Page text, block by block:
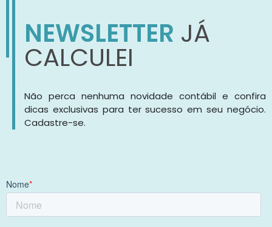
NEWSLETTER JÁ
CALCULEI
Não perca nenhuma novidade contábil e confira
dicas exclusivas para ter sucesso em seu negócio.
Cadastre-se.